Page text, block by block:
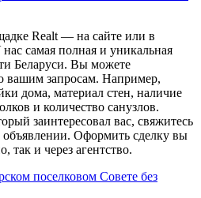
Realt — на сайте или в
самая полная и уникальная
Беларуси. Вы можете
вашим запросам. Например,
дома, материал стен, наличие
и количество санузлов.
заинтересовал вас, свяжитесь
Оформить сделку вы
так и через агентство.
поселковом Совете без